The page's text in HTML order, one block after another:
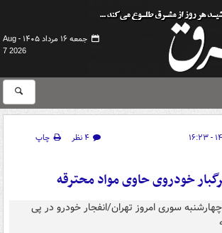
جمعه ۱۶ مرداد ۱۴۰۵ -
Aug
7 2026
۴ نظر
چاپ
خودروی حاوی مواد محترقه